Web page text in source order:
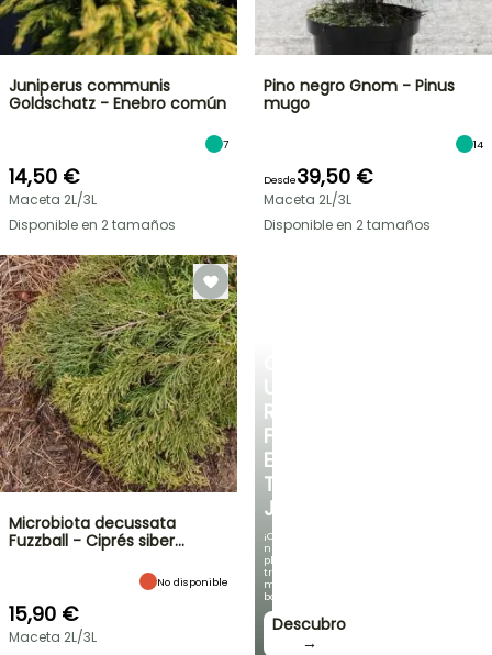
UN
RINCÓN
FRESCO
EN
TU
JARDÍN
¡Con
nuestras
plantas
trepadoras
más
bonitas!
Descubro
→
Juniperus communis
Goldschatz - Enebro común
7
14,50 €
Maceta 2L/3L
Disponible en 2 tamaños
Pino negro Gnom - Pinus
mugo
14
Desde39,50 €
Maceta 2L/3L
Disponible en 2 tamaños
Microbiota decussata
Fuzzball - Ciprés siber…
No disponible
15,90 €
Maceta 2L/3L